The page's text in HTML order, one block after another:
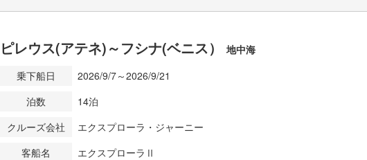
ピレウス(アテネ)～フシナ(ベニス）
地中海
乗下船日
2026/9/7～2026/9/21
泊数
14泊
クルーズ会社
エクスプローラ・ジャーニー
客船名
エクスプローラⅡ